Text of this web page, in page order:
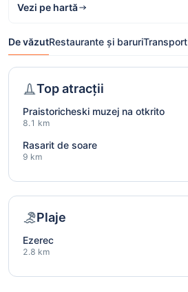
Vezi pe hartă
De văzutRestaurante și baruriTransport
Top atracții
Praistoricheski muzej na otkrito
8.1 km
Rasarit de soare
9 km
Plaje
Ezerec
2.8 km